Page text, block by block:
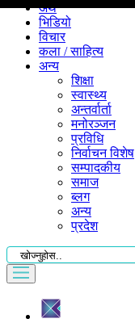
अर्थ
भिडियो
विचार
कला / साहित्य
अन्य
शिक्षा
स्वास्थ्य
अन्तर्वार्ता
मनोरञ्जन
प्रविधि
निर्वाचन विशेष
सम्पादकीय
समाज
ब्लग
अन्य
प्रदेश